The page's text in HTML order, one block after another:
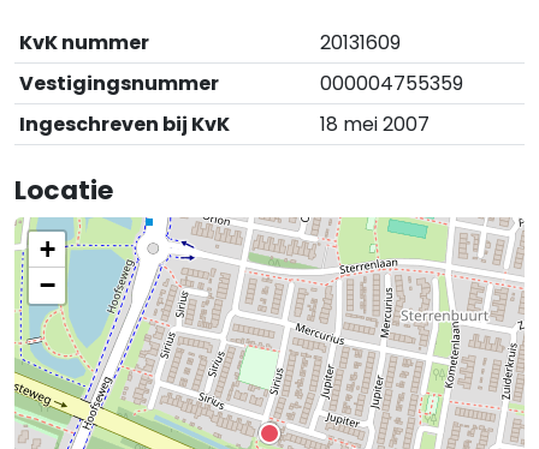
KvK nummer
20131609
Vestigingsnummer
000004755359
Ingeschreven bij KvK
18 mei 2007
Locatie
+
−